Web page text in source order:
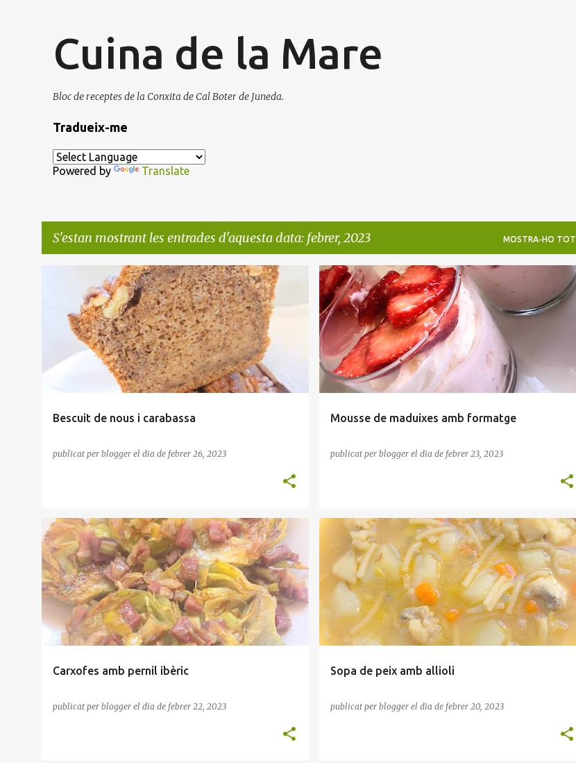
Cuina de la Mare
Bloc de receptes de la Conxita de Cal Boter de Juneda.
Tradueix-me
Powered by Translate
S'estan mostrant les entrades d'aquesta data: febrer, 2023 MOSTRA-HO TOT
a
Bescuit de nous i carabassa
publicat per blogger el dia de febrer 26, 2023
BERENARS BESCUIT CARABASSA DOLÇOS
FORN MASSES NOUS
Mousse de maduixes amb formatge
publicat per blogger el dia de febrer 23, 2023
GELATINA MADUIXES MOUSSE +
POSTRES COPA
Carxofes amb pernil ibèric
publicat per blogger el dia de febrer 22, 2023
CARXOFA ENTRANT PERNIL
Sopa de peix amb allioli
publicat per blogger el dia de febrer 20, 2023
ALLIOLI ENTRANT MARISC PEIX SOPA